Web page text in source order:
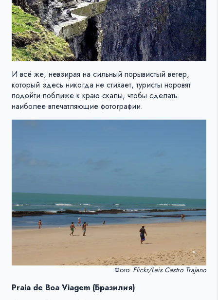
И всё же, невзирая на сильный порывистый ветер,
который здесь никогда не стихает, туристы норовят
подойти поближе к краю скалы, чтобы сделать
наиболее впечатляющие фотографии.
Фото: Flickr/Lais Castro Trajano
Praia de Boa Viagem (Бразилия)